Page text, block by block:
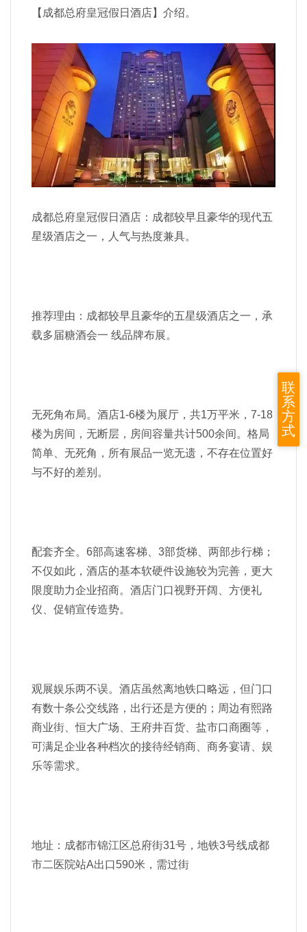
【成都总府皇冠假日酒店】介绍。
成都总府皇冠假日酒店：成都较早且豪华的现代五
星级酒店之一，人气与热度兼具。
推荐理由：成都较早且豪华的五星级酒店之一，承
载多届糖酒会一 线品牌布展。
无死角布局。酒店1-6楼为展厅，共1万平米，7-18
楼为房间，无断层，房间容量共计500余间。格局
简单、无死角，所有展品一览无遗，不存在位置好
与不好的差别。
配套齐全。6部高速客梯、3部货梯、两部步行梯；
不仅如此，酒店的基本软硬件设施较为完善，更大
限度助力企业招商。酒店门口视野开阔、方便礼
仪、促销宣传造势。
观展娱乐两不误。酒店虽然离地铁口略远，但门口
有数十条公交线路，出行还是方便的；周边有熙路
商业街、恒大广场、王府井百货、盐市口商圈等，
可满足企业各种档次的接待经销商、商务宴请、娱
乐等需求。
地址：成都市锦江区总府街31号，地铁3号线成都
市二医院站A出口590米，需过街
联
系
方
式